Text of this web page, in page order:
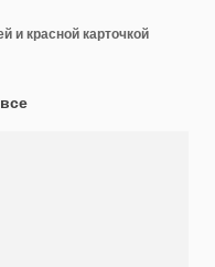
и красной карточкой